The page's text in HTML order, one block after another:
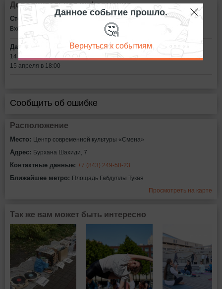
Дополнительная информация
Стоимость билетов:
Вход — добровольный взнос.
Дата:
14 апреля в 18:00
15 апреля в 18:00
Сообщить об ошибке
Расположение
Место: Центр современной культуры «Смена»
Адрес: Бурхана Шахиди, 7
Контактные данные: +7 (843) 249-50-23
Ближайшее метро: Площадь Габдуллы Тукая
Просмотреть на карте
Так же вам может быть интересно
Данное событие прошло.
🤔
Вернуться к событиям